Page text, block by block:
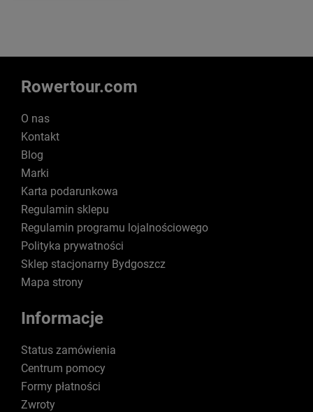
Rowertour.com
O nas
Kontakt
Blog
Marki
Karta podarunkowa
Regulamin sklepu
Regulamin programu lojalnościowego
Polityka prywatności
Sklep stacjonarny Bydgoszcz
Mapa strony
Informacje
Status zamówienia
Centrum pomocy
Formy płatności
Zwroty